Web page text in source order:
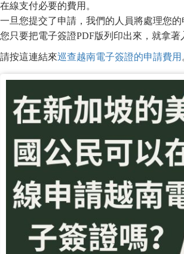
在線支付必要的費用。
一旦您提交了申請，我們的人員將處理您
您只要把電子簽證PDF版列印出來，就拿著
請按這連結來巡查越南電子簽證的申請費用